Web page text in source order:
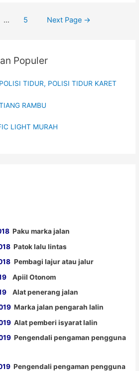
… 5 Next Page →
Populer
TIDUR, POLISI TIDUR KARET
RAMBU
LIGHT MURAH
Paku marka jalan
Patok lalu lintas
Pembagi lajur atau jalur
Apiil Otonom
Alat penerang jalan
Marka jalan pengarah lalin
Alat pemberi isyarat lalin
Pengendali pengaman pengguna
Pengendali pengaman pengguna